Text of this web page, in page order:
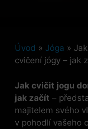
Úvod » Jóga »
cvičení jógy – jak
Jak cvičit jogu
jak začít –
majitelem svého
v pohodlí vašeho